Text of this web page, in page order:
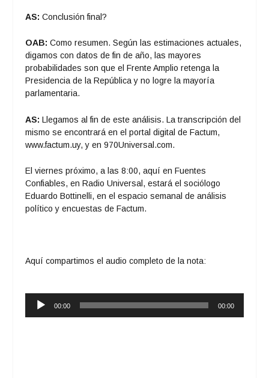
AS: Conclusión final?
OAB:Como resumen. Según las estimaciones actuales,
digamos con datos de fin de año, las mayores
probabilidades son que el Frente Amplio retenga la
Presidencia de la República y no logre la mayoría
parlamentaria.
AS:Llegamos al fin de este análisis. La transcripción del
mismo se encontrará en el portal digital de Factum,
www.factum.uy, y en 970Universal.com.
El viernes próximo, a las 8:00, aquí en Fuentes
Confiables, en Radio Universal, estará el sociólogo
Eduardo Bottinelli, en el espacio semanal de análisis
político y encuestas de Factum.
Aquí compartimos el audio completo de la nota:
Reproductor
00:00 00:00